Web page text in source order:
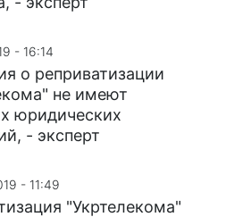
- 16:14
о реприватизации
не имеют
юридических
- эксперт
- 11:49
"Укртелекома"